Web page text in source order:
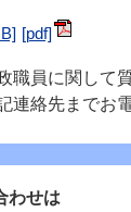
職員に関して
連絡先までお
わせは